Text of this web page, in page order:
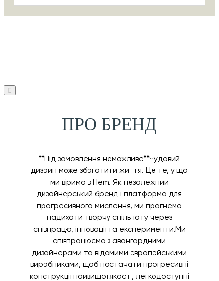
ПРО БРЕНД
**Під замовлення неможливе**Чудовий
дизайн може збагатити життя. Це те, у що
ми віримо в Hem. Як незалежний
дизайнерський бренд і платформа для
прогресивного мислення, ми прагнемо
надихати творчу спільноту через
співпрацю, інновації та експерименти.Ми
співпрацюємо з авангардними
дизайнерами та відомими європейськими
виробниками, щоб постачати прогресивні
конструкції найвищої якості, легкодоступні